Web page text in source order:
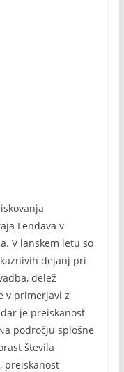
Lendava v
V lanskem letu so
dejanj pri
delež
v primerjavi z
je preiskanost
področju splošne
števila
preiskanost